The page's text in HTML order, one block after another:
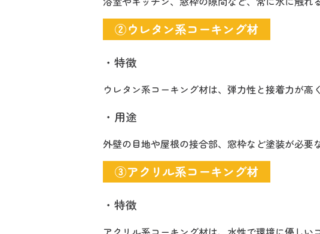
②ウレタン系コーキング材
・特徴
ウレタン系コーキング材は、弾力性と接着力が高
・用途
外壁の目地や屋根の接合部、窓枠など塗装が必要
③アクリル系コーキング材
・特徴